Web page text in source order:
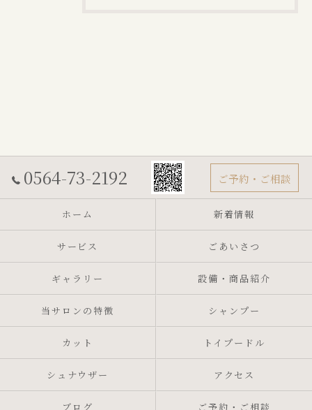
0564-73-2192 ご予約・ご相談
ホーム 新着情報
サービス ごあいさつ
ギャラリー 設備・商品紹介
当サロンの特徴 シャンプー
カット トイプードル
シュナウザー アクセス
ブログ ご予約・ご相談